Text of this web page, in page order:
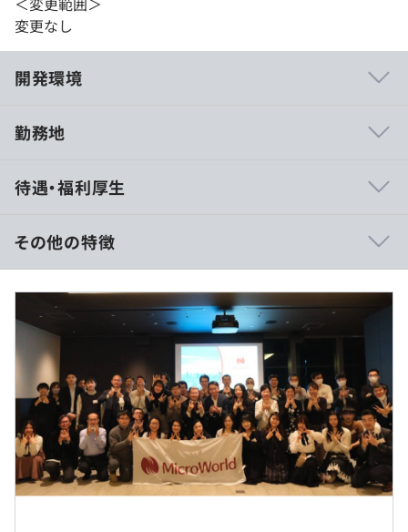
変更なし
開発環境
も目指すことができます。
て活躍する社員の中で切磋琢磨できる環境にあります。
・代表が元エンジニアのため、直接アドバイスを行うな
ど、コミュニケーションを大切にしています。
◆大手クレジットカード会社データ連携システム
プロジェクト内容：事業者からデータを受け取り、登録す
るシステムの開発
作業内容：要件定義、技術選定、基本設計、詳細設計、実
装、テスト
《開発環境》
OS：Mac
勤務地
待遇・福利厚生
【年収500万の場合】
■賃金形態：年俸制
■賃金の決定方法：当社規定により決定
■月給：384,615円（固定残業代を含む）
・固定残業代：35時間分（超過分は別途支給）
※毎月年俸の1/13を月給として支給。
※残りの1ヶ月分は、11月にそれぞれ賞与として1ヶ月分
支給します
※経験やスキルによって優遇します
※試用期間（3ヶ月間）中の雇用形態や待遇に差異はあり
ません
その他の特徴